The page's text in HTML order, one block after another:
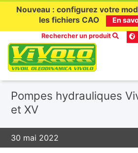
contenu
Nouveau : configurez votre
les fichiers CAO
En
Rechercher un produit
Pompes hydrauliques
et XV
30 mai 2022